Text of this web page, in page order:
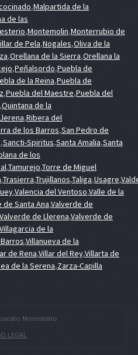
,Malpartida de la
de las
,Montemolin,Monterrubio de
de Pela,Nogales,Oliva de la
,Orellana de la Sierra,Orellana la
,Peñalsordo,Puebla de
de la Reina,Puebla de
,Puebla del Maestre,Puebla del
,Quintana de la
,Ribera del
de los Barros,San Pedro de
,Sancti-Spiritus,Santa Amalia,Santa
de los
,Tamurejo,Torre de Miguel
,Trasierra,Trujillanos,Taliga,Usagre,
,Valencia del Ventoso,Valle de la
de Santa Ana,Valverde de
Valverde de Llerena,Valverde de
Villagarcia de la
,Villanueva de la
de Rena,Villar del Rey,Villarta de
de la Serena,Zarza-Capilla
Monesterio
LEGAL